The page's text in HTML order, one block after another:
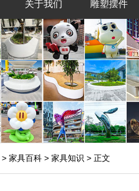
关于我们 雕塑摆件
> 家具百科 > 家具知识 > 正文